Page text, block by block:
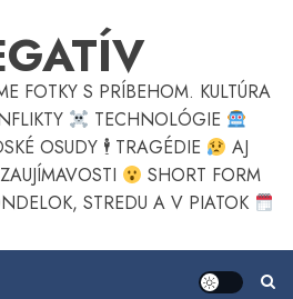
FOTKY S PRÍBEHOM. KULTÚRA
TECHNOLÓGIE
OSUDY 🕴TRAGÉDIE
AJ
SHORT FORM
STREDU A V PIATOK